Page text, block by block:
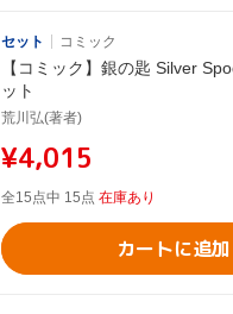
セット コミック
【コミック】銀の匙 Silver
ット
荒川弘(著者)
¥4,015
全15点中 15点 在庫あり
カートに追加